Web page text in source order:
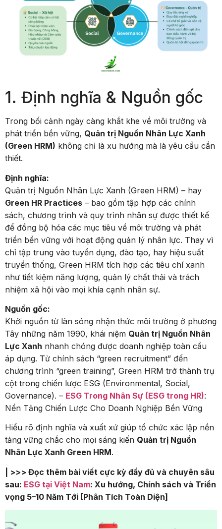
1. Định nghĩa & Nguồn gốc
Trong bối cảnh ngày càng khắt khe về môi trường và
phát triển bền vững, Quản trị Nguồn Nhân Lực Xanh
(Green HRM) không chỉ là xu hướng mà là yêu cầu cần
thiết.
Định nghĩa:
Quản trị Nguồn Nhân Lực Xanh (Green HRM) – hay
Green HR Practices – bao gồm tập hợp các chính
sách, chương trình và quy trình nhân sự được thiết kế
để đồng bộ hóa các mục tiêu về môi trường và phát
triển bền vững với hoạt động quản lý nhân lực. Thay vì
chỉ tập trung vào tuyển dụng, đào tạo, hay hiệu suất
truyền thống, Green HRM tích hợp các tiêu chí xanh
như tiết kiệm năng lượng, quản lý chất thải và trách
nhiệm xã hội vào mọi khía cạnh nhân sự.
Nguồn gốc:
Khởi nguồn từ làn sóng nhận thức môi trường ở phương
Tây những năm 1990, khái niệm Quản trị Nguồn Nhân
Lực Xanh nhanh chóng được doanh nghiệp toàn cầu
áp dụng. Từ chính sách “green recruitment” đến
chương trình “green training”, Green HRM trở thành trụ
cột trong chiến lược ESG (Environmental, Social,
Governance). – ESG Trong Nhân Sự (ESG trong HR):
Nền Tảng Chiến Lược Cho Doanh Nghiệp Bền Vững
Hiểu rõ định nghĩa và xuất xứ giúp tổ chức xác lập nền
tảng vững chắc cho mọi sáng kiến Quản trị Nguồn
Nhân Lực Xanh Green HRM.
| >>> Đọc thêm bài viết cực kỳ đầy đủ và chuyên sâu
sau: ESG tại Việt Nam: Xu hướng, Chính sách và Triển
vọng 5–10 Năm Tới [Phân Tích Toàn Diện]